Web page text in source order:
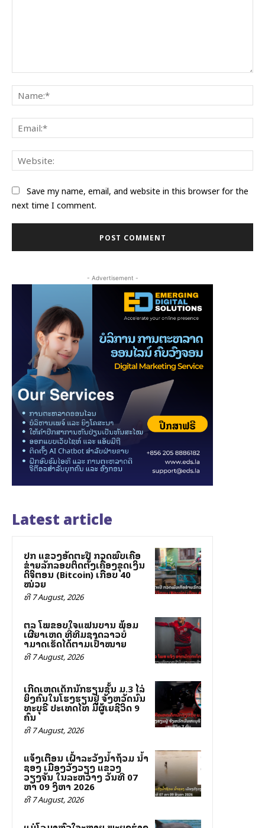
Save my name, email, and website in this browser for the
next time I comment.
- Advertisement -
Latest article
ປກສ ແຂວງອັດຕະປື ກວດພົບເຄືອ
ຂ່າຍລັກລອບຕິດຕັ້ງເຄື່ອງຂຸດເງິນ
ດິຈິຕອນ (Bitcoin) ເກືອບ 40
ໝ່ວຍ
ທີ 7 August, 2026
ສຕລ ໂພສຂອບໃຈແຟນບານ ພ້ອມ
ເຜີຍສາເຫດ ທີ່ທີມຊາດລາວບໍ່
ສາມາດເຮັດໄດ້ຕາມເປົ້າໝາຍ
ທີ 7 August, 2026
ເກີດເຫດເດັກນັກຮຽນຊັ້ນ ມ.3 ໄລ່
ຍິງຄົນໃນໂຮງຮຽນຢູ່ ຈັງຫວັດນົນ
ທະບຸຣີ ປະເທດໄທ ມີຜູ້ເສຍຊີວິດ 9
ຄົນ
ທີ 7 August, 2026
ແຈ້ງເຕືອນ ເຝົ້າລະວັງນ້ຳຖ້ວມ ນ້ຳ
ຊອງ ເມືອງວັງວຽງ ແຂວງ
ວຽງຈັນ ໃນລະຫວ່າງ ວັນທີ 07
ຫາ 09 ສິງຫາ 2026
ທີ 7 August, 2026